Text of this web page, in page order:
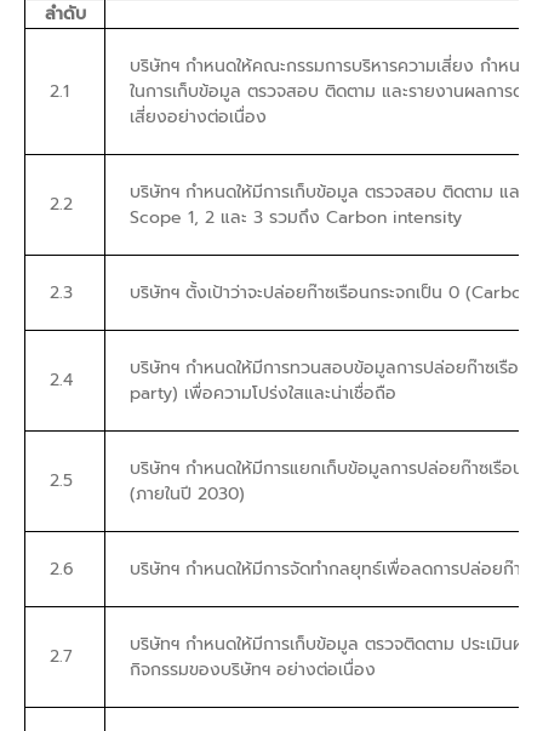
ลำดับ
2.1
บริษัทฯ กำหนดให้คณะกรรมการบริหารความเสี่ยง กำหนด
ในการเก็บข้อมูล ตรวจสอบ ติดตาม และรายงานผลการด
เสี่ยงอย่างต่อเนื่อง
2.2
บริษัทฯ กำหนดให้มีการเก็บข้อมูล ตรวจสอบ ติดตาม และร
Scope 1, 2 และ 3 รวมถึง Carbon intensity
2.3 บริษัทฯ ตั้งเป้าว่าจะปล่อยก๊าซเรือนกระจกเป็น 0
2.4
บริษัทฯ กำหนดให้มีการทวนสอบข้อมูลการปล่อยก๊าซเรือ
party) เพื่อความโปร่งใสและน่าเชื่อถือ
2.5
บริษัทฯ กำหนดให้มีการแยกเก็บข้อมูลการปล่อยก๊าซเรือน
(ภายในปี 2030)
2.6 บริษัทฯ กำหนดให้มีการจัดทำกลยุทธ์เพื่อลดการปล่อยก๊าซเ
2.7
บริษัทฯ กำหนดให้มีการเก็บข้อมูล ตรวจติดตาม ประเมินผ
กิจกรรมของบริษัทฯ อย่างต่อเนื่อง